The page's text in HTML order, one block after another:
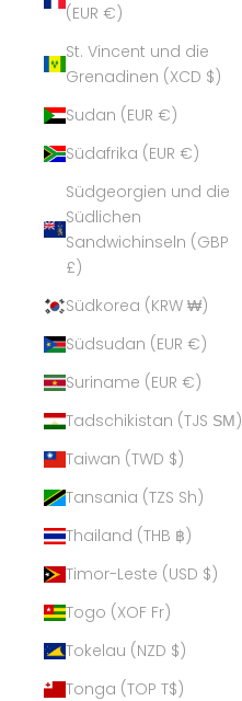
(EUR €)
St. Vincent und die
Grenadinen (XCD $)
Sudan (EUR €)
Südafrika (EUR €)
Südgeorgien und die
Südlichen
Sandwichinseln (GBP
£)
Südkorea (KRW ₩)
Südsudan (EUR €)
Suriname (EUR €)
Tadschikistan (TJS ЅМ)
Taiwan (TWD $)
Tansania (TZS Sh)
Thailand (THB ฿)
Timor-Leste (USD $)
Togo (XOF Fr)
Tokelau (NZD $)
Tonga (TOP T$)